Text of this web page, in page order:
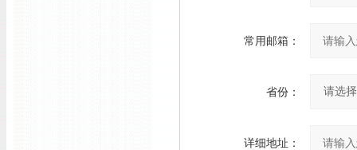
常用邮箱：
省份：
详细地址：